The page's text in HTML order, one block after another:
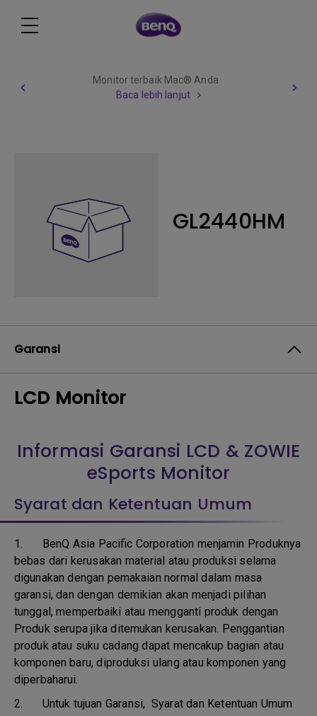
lapangan pekerjaan BenQ
Baca lebih lanjut
GL2440HM
Garansi
LCD Monitor
Informasi Garansi LCD & ZOWIE
eSports Monitor
Syarat dan Ketentuan Umum
1. BenQ Asia Pacific Corporation menjamin Produknya
bebas dari kerusakan material atau produksi selama
digunakan dengan pemakaian normal dalam masa
garansi, dan dengan demikian akan menjadi pilihan
tunggal, memperbaiki atau mengganti produk dengan
Produk serupa jika ditemukan kerusakan. Penggantian
produk atau suku cadang dapat mencakup bagian atau
komponen baru, diproduksi ulang atau komponen yang
diperbaharui.
2. Untuk tujuan Garansi, Syarat dan Ketentuan Umum